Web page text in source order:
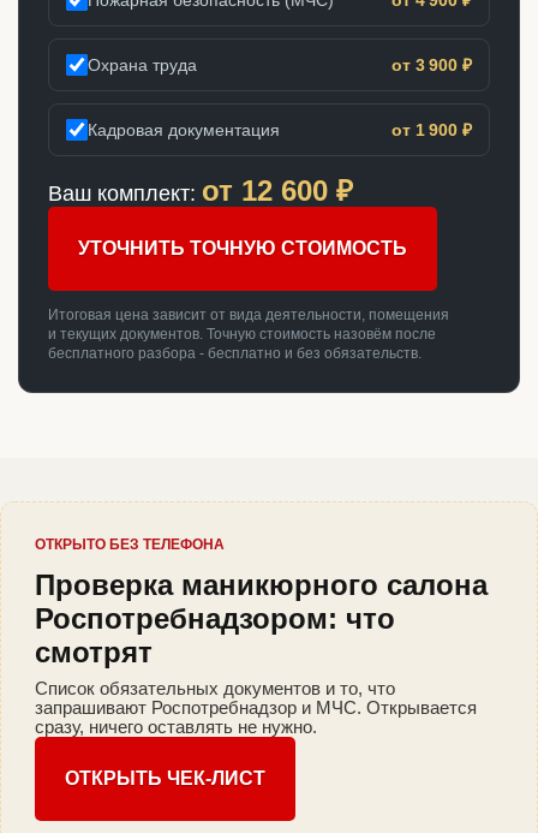
Охрана труда от 3 900 ₽
Кадровая документация от 1 900 ₽
Ваш комплект: от 12 600 ₽
УТОЧНИТЬ ТОЧНУЮ СТОИМОСТЬ
Итоговая цена зависит от вида деятельности, помещения
и текущих документов. Точную стоимость назовём после
бесплатного разбора - бесплатно и без обязательств.
ОТКРЫТО БЕЗ ТЕЛЕФОНА
Проверка маникюрного салона
Роспотребнадзором: что
смотрят
Список обязательных документов и то, что
запрашивают Роспотребнадзор и МЧС. Открывается
сразу, ничего оставлять не нужно.
ОТКРЫТЬ ЧЕК-ЛИСТ